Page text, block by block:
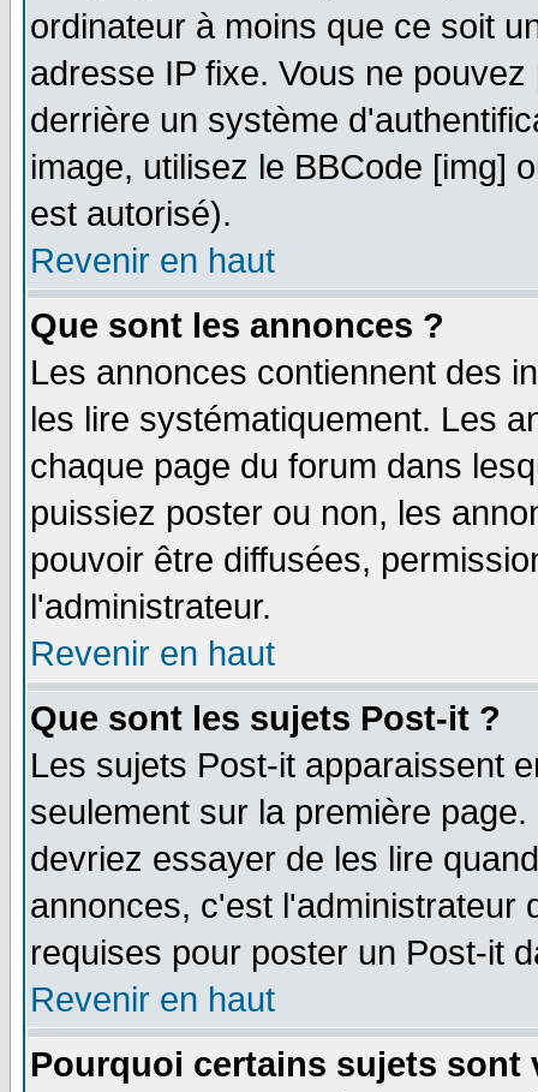
ordinateur à moins que ce soit
adresse IP fixe. Vous ne
derrière un système
image, utilisez le BBCode [img]
est autorisé).
Revenir en haut
Que sont les annonces ?
Les annonces contiennent des
les lire systématiquement. Les
chaque page du forum dans
puissiez poster ou non, les
pouvoir être diffusées,
l'administrateur.
Revenir en haut
Que sont les sujets Post-it ?
Les sujets Post-it apparaissent
seulement sur la première
devriez essayer de les lire
annonces, c'est l'administrateur
requises pour poster un Post-it
Revenir en haut
Pourquoi certains sujets sont